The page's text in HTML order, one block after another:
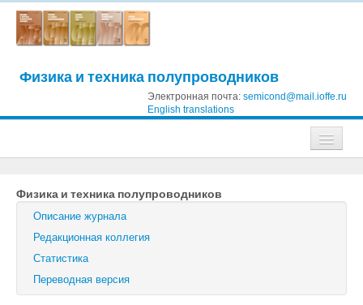
Физика и техника полупроводников
Электронная почта: semicond@mail.ioffe.ru
English translations
Журнал технической физики
Письма в Журнал технической физики
Физика твердого тела
Физика и техника полупроводников
Физика и техника полупроводников
Описание журнала
Редакционная коллегия
Статистика
Переводная версия